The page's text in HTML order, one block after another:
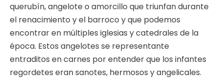
querubín, angelote o amorcillo que triunfan durante
el renacimiento y el barroco y que podemos
encontrar en múltiples iglesias y catedrales de la
época. Estos angelotes se representante
entraditos en carnes por entender que los infantes
regordetes eran sanotes, hermosos y angelicales.